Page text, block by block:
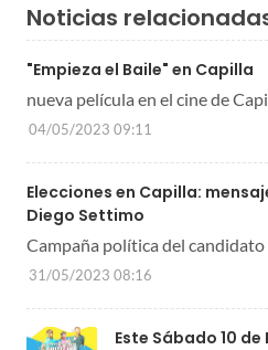
Noticias
"Empieza el Baile" en Capilla
nueva película en el cine de
04/05/2023 09:11
Elecciones en Capilla:
Diego Settimo
Campaña política del candidato
31/05/2023 08:16
Este Sábado 10